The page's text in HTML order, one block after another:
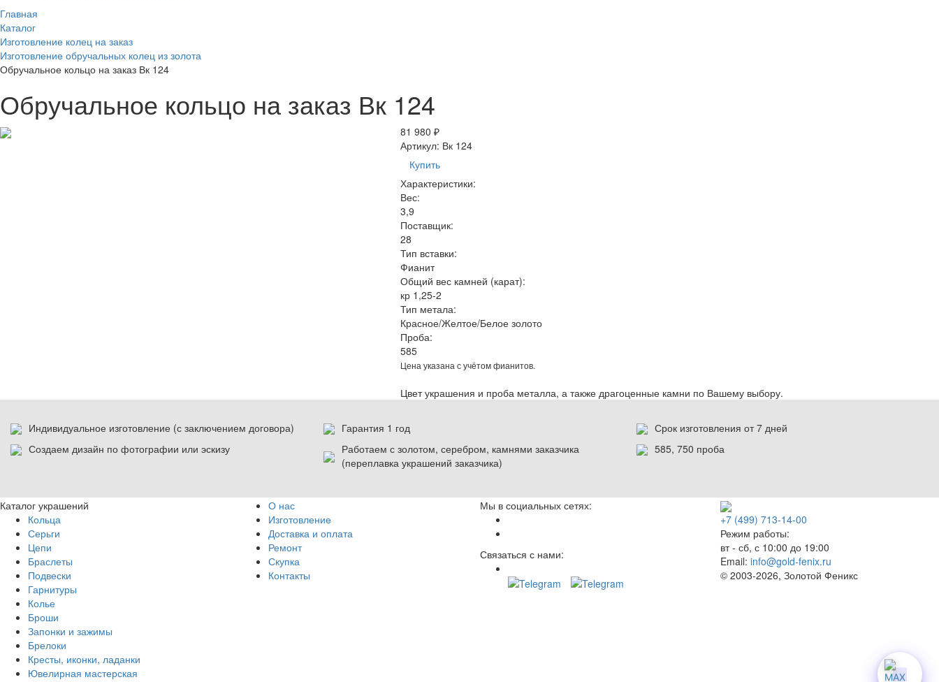
Главная
Каталог
Изготовление колец на заказ
Изготовление обручальных колец из золота
Обручальное кольцо на заказ Вк 124
Обручальное кольцо на заказ Вк 124
81 980 ₽
Артикул: Вк 124
Купить
Характеристики:
Вес:
3,9
Поставщик:
28
Тип вставки:
Фианит
Общий вес камней (карат):
кр 1,25-2
Тип метала:
Красное/Желтое/Белое золото
Проба:
585
Цена указана с учётом фианитов.
Цвет украшения и проба металла, а также драгоценные камни по Вашему выбору.
Индивидуальное изготовление (с заключением договора) Гарантия 1 год
Срок изготовления от 7 дней
Создаем дизайн по фотографии или эскизу
Работаем с золотом, серебром, камнями заказчика
(переплавка украшений заказчика)
585, 750 проба
Каталог украшений
Кольца
Серьги
Цепи
Браслеты
Подвески
Гарнитуры
Колье
Броши
Запонки и зажимы
Брелоки
Кресты, иконки, ладанки
Ювелирная мастерская
О нас
Изготовление
Доставка и оплата
Ремонт
Скупка
Контакты
Мы в социальных сетях:
Связаться с нами:
+7 (499) 713-14-00
Режим работы:
вт - сб, с 10:00 до 19:00
Email: info@gold-fenix.ru
© 2003-2026, Золотой Феникс